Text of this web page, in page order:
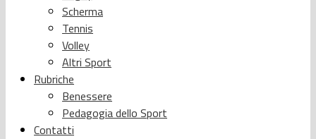
Scherma
Tennis
Volley
Altri Sport
Rubriche
Benessere
Pedagogia dello Sport
Contatti